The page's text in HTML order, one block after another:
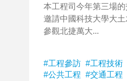
本工程司今年第三場的
邀請中國科技大學大
參觀北捷萬大...
工程參訪 工程技術
公共工程
交通工程